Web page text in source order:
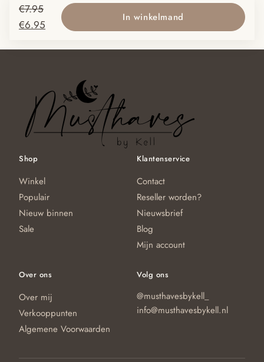
€7.95Oorspronkelijke
prijs
€6.95 Huidige
In winkelmand
Shop
Winkel
Populair
Nieuw binnen
Sale
Klantenservice
Contact
Reseller worden?
Nieuwsbrief
Blog
Mijn account
Over ons
Over mij
Verkooppunten
Algemene Voorwaarden
Volg ons
@musthavesbykell_
info@musthavesbykell.nl